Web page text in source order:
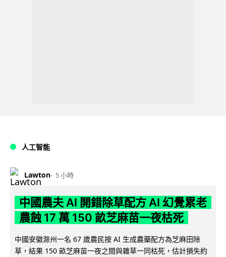
人工智能
Lawton 5 小時
中國農夫 AI 開錯除草配方 AI 幻覺累老
農蝕 17 萬 150 畝芝麻苗一夜枯死
中國安徽滁州一名 67 歲農民按 AI 生成農藥配方為芝麻田除
草，結果 150 畝芝麻苗一夜之間與雜草一同枯死，估計損失約